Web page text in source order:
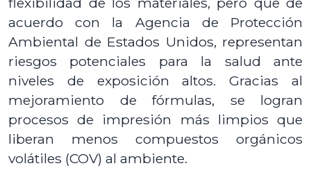
acuerdo con la Agencia de Protección
Ambiental de Estados Unidos, representan
riesgos potenciales para la salud ante
niveles de exposición altos. Gracias al
mejoramiento de fórmulas, se logran
procesos de impresión más limpios que
liberan menos compuestos orgánicos
volátiles (COV) al ambiente.